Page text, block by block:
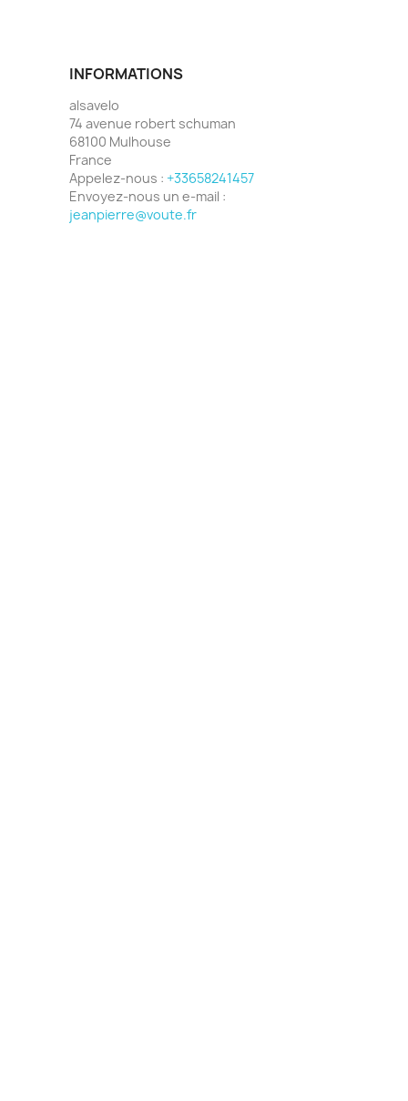
INFORMATIONS
alsavelo
74 avenue robert schuman
68100 Mulhouse
France
Appelez-nous : +33658241457
Envoyez-nous un e-mail :
jeanpierre@voute.fr